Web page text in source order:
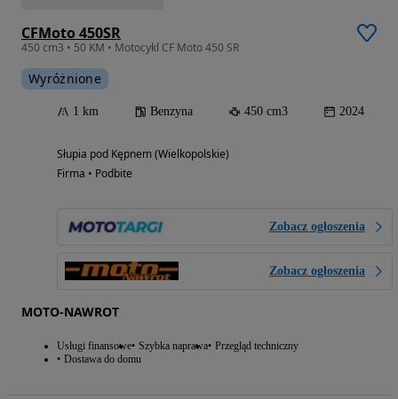
CFMoto 450SR
450 cm3 • 50 KM • Motocykl CF Moto 450 SR
Wyróżnione
1 km Benzyna 450 cm3 2024
Słupia pod Kępnem (Wielkopolskie)
Firma • Podbite
Zobacz ogłoszenia
Zobacz ogłoszenia
MOTO-NAWROT
Usługi finansowe Szybka naprawa Przegląd techniczny
Dostawa do domu